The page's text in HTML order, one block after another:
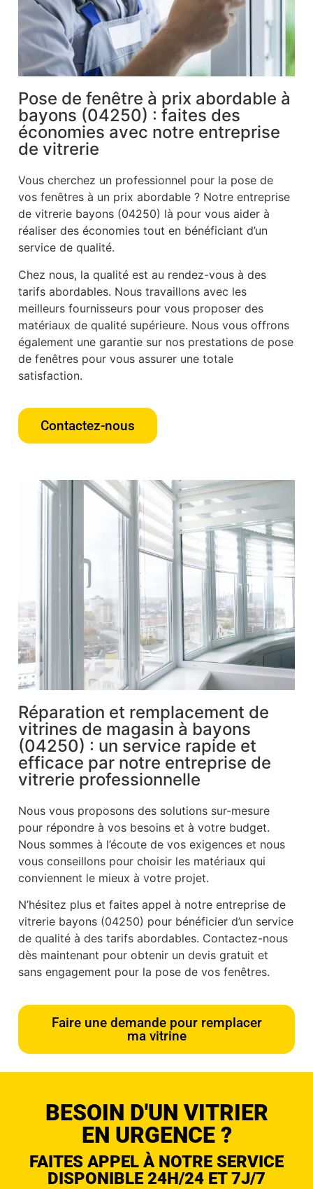
Pose de fenêtre à prix abordable à
bayons (04250) : faites des
économies avec notre entreprise
de vitrerie
Vous cherchez un professionnel pour la pose de
vos fenêtres à un prix abordable ? Notre entreprise
de vitrerie bayons (04250) là pour vous aider à
réaliser des économies tout en bénéficiant d’un
service de qualité.
Chez nous, la qualité est au rendez-vous à des
tarifs abordables. Nous travaillons avec les
meilleurs fournisseurs pour vous proposer des
matériaux de qualité supérieure. Nous vous offrons
également une garantie sur nos prestations de pose
de fenêtres pour vous assurer une totale
satisfaction.
Contactez-nous
Réparation et remplacement de
vitrines de magasin à bayons
(04250) : un service rapide et
efficace par notre entreprise de
vitrerie professionnelle
Nous vous proposons des solutions sur-mesure
pour répondre à vos besoins et à votre budget.
Nous sommes à l’écoute de vos exigences et nous
vous conseillons pour choisir les matériaux qui
conviennent le mieux à votre projet.
N’hésitez plus et faites appel à notre entreprise de
vitrerie bayons (04250) pour bénéficier d’un service
de qualité à des tarifs abordables. Contactez-nous
dès maintenant pour obtenir un devis gratuit et
sans engagement pour la pose de vos fenêtres.
Faire une demande pour remplacer
ma vitrine
BESOIN D'UN VITRIER
EN URGENCE ?
FAITES APPEL À NOTRE SERVICE
DISPONIBLE 24H/24 ET 7J/7